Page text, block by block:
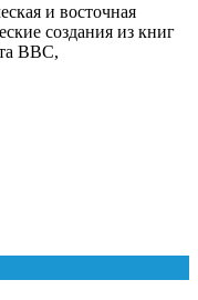
и восточная
создания из книг
BBC,